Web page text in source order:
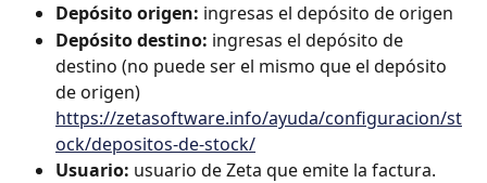
Depósito origen: ingresas el depósito de origen
Depósito destino: ingresas el depósito de
destino (no puede ser el mismo que el depósito
de origen)
https://zetasoftware.info/ayuda/configuracion/st
ock/depositos-de-stock/
Usuario: usuario de Zeta que emite la factura.